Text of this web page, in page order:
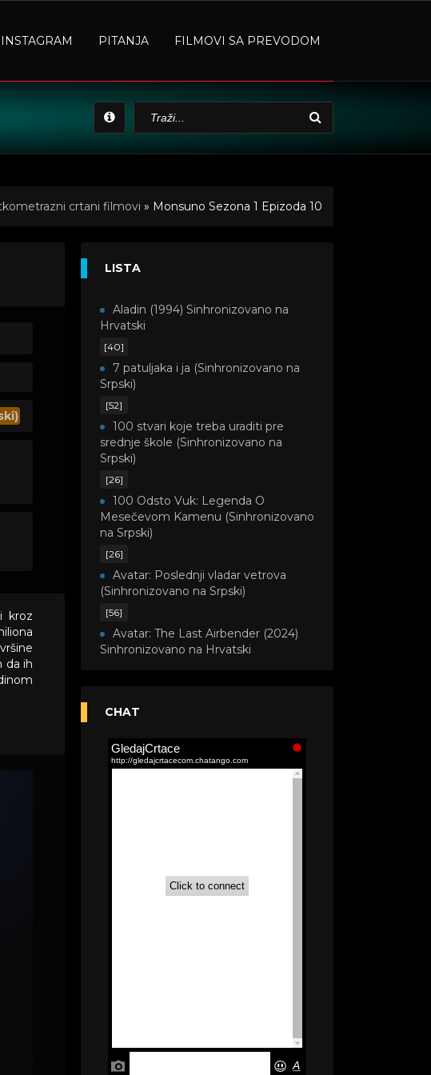
INSTAGRAM PITANJA FILMOVI SA PREVODOM
crtani filmovi » Monsuno Sezona 1 Epizoda 10
kroz
da ih
LISTA
Aladin (1994) Sinhronizovano na
Hrvatski
[40]
7 patuljaka i ja (Sinhronizovano na
Srpski)
[52]
100 stvari koje treba uraditi pre
srednje škole (Sinhronizovano na
Srpski)
[26]
100 Odsto Vuk: Legenda O
Mesečevom Kamenu (Sinhronizovano
na Srpski)
[26]
Avatar: Poslednji vladar vetrova
(Sinhronizovano na Srpski)
[56]
Avatar: The Last Airbender (2024)
Sinhronizovano na Hrvatski
(Sinhronizovano na Srpski)
Akademija čarolija (Wits Academy)
Sinhronizovano na Srpski
Tunes,2020) Sinhronizovano na Srpski
Okura (Sinhronizovano na Srpski)
CHAT